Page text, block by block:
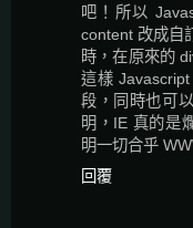
吧！所以
content 改成自
時，在原來的
這樣
段，同時也可
明，IE 真的是
明一切合乎
回覆